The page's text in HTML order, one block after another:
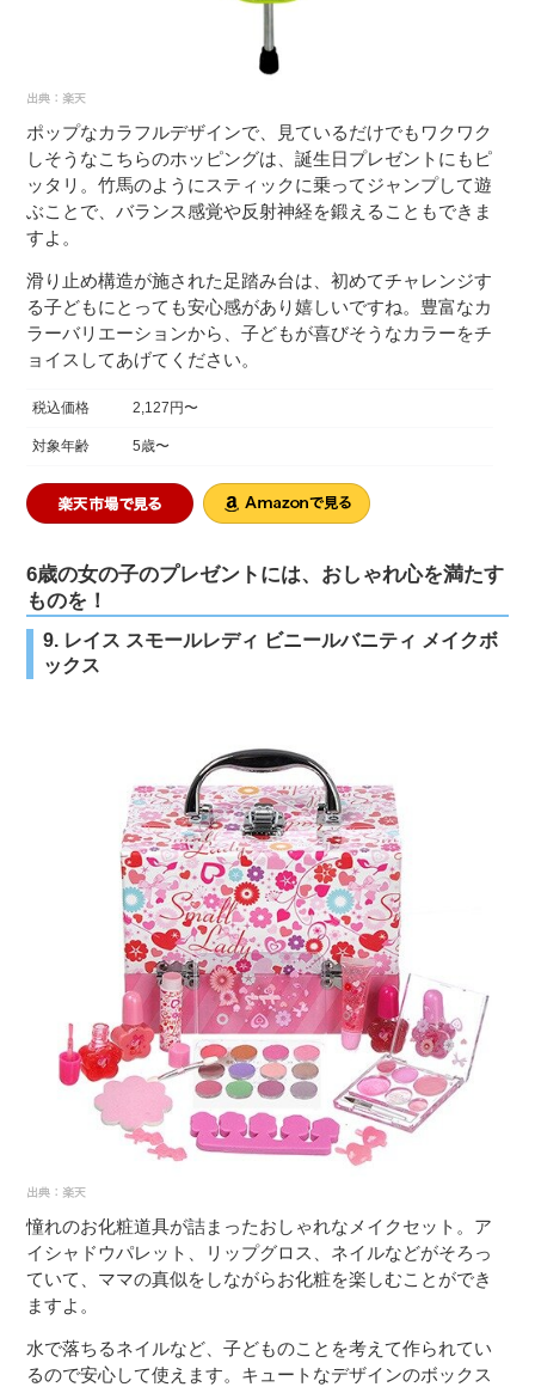
ポップなカラフルデザインで、見ているだけでもワクワク
しそうなこちらのホッピングは、誕生日プレゼントにもピ
ッタリ。竹馬のようにスティックに乗ってジャンプして遊
ぶことで、バランス感覚や反射神経を鍛えることもできま
すよ。
滑り止め構造が施された足踏み台は、初めてチャレンジす
る子どもにとっても安心感があり嬉しいですね。豊富なカ
ラーバリエーションから、子どもが喜びそうなカラーをチ
ョイスしてあげてください。
税込価格 2,127円〜
対象年齢 5歳〜
6歳の女の子のプレゼントには、おしゃれ心を満たす
ものを！
9. レイス スモールレディ ビニールバニティ メイクボ
ックス
憧れのお化粧道具が詰まったおしゃれなメイクセット。ア
イシャドウパレット、リップグロス、ネイルなどがそろっ
ていて、ママの真似をしながらお化粧を楽しむことができ
ますよ。
水で落ちるネイルなど、子どものことを考えて作られてい
るので安心して使えます。キュートなデザインのボックス